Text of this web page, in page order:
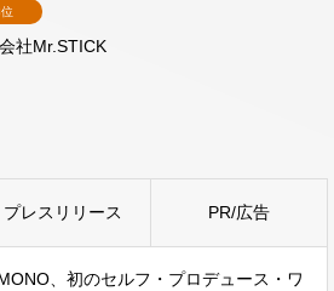
社Mr.STICK
プレスリリース PR/広告
、初のセルフ・プロデュース・ワ